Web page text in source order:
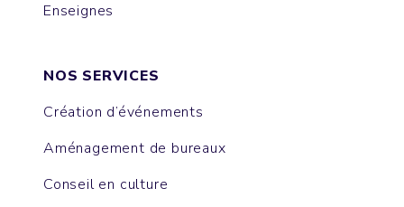
Enseignes
NOS SERVICES
Création d’événements
Aménagement de bureaux
Conseil en culture